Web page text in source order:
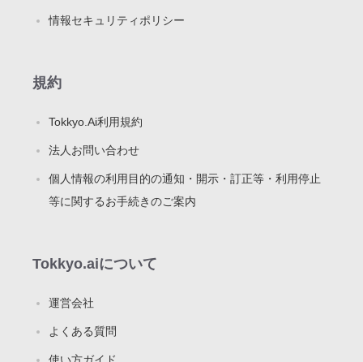
情報セキュリティポリシー
規約
Tokkyo.Ai利用規約
法人お問い合わせ
個人情報の利用目的の通知・開示・訂正等・利用停止
等に関するお手続きのご案内
Tokkyo.aiについて
運営会社
よくある質問